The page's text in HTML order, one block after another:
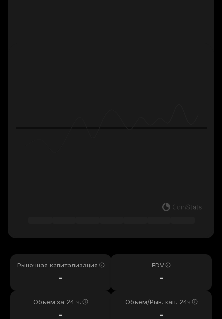
Рыночная капитализация
-
FDV
-
Объем за 24 ч.
-
Объем/Рын. кап. 24ч
-